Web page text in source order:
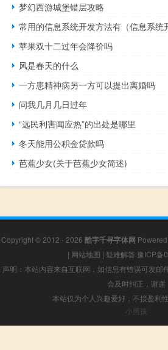
梦幻西游城堡错层攻略
苹果双十二过年会降价吗
风是春天的什么
一方患精神病另一方可以提出离婚吗
问我几月几日过年
“远民利害闻应热”的出处是哪里
冬天能用公积金贷款吗
芭蕉少女(关于芭蕉少女简述)
Copyright © 2012 - 2026 酷字千寻字体网
| 网站地图 | 疑难解答 豫ICP备
声明：本站内容来自互联网，如信息有错误可发邮
会及时纠正，谢谢
本站仅为个人兴趣爱好，不接盈利
小男孩